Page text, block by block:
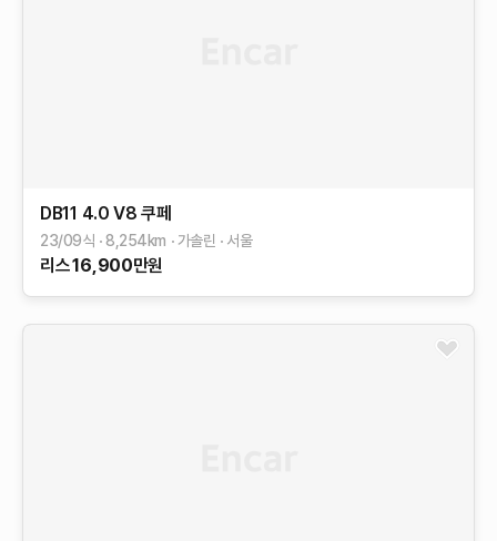
DB11 4.0 V8 쿠페
23/09식 8,254km 가솔린 서울
리스16,900만원